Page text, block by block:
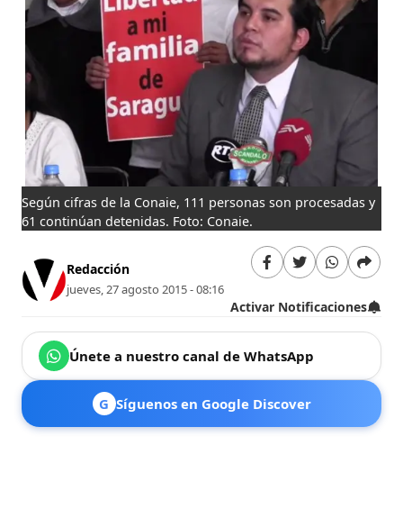
Según cifras de la Conaie, 111 personas son procesadas y
61 continúan detenidas. Foto: Conaie.
Redacción
jueves, 27 agosto 2015 - 08:16
Activar Notificaciones
Únete a nuestro canal de WhatsApp
G Síguenos en Google Discover